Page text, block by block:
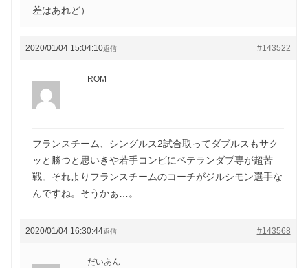
差はあれど）
2020/01/04 15:04:10 #143522
返信
ROM
フランスチーム、シングルス2試合取ってダブルスもサク
ッと勝つと思いきや若手コンビにベテランダブ専が超苦
戦。それよりフランスチームのコーチがジルシモン選手な
んですね。そうかぁ…。
2020/01/04 16:30:44 #143568
返信
だいあん